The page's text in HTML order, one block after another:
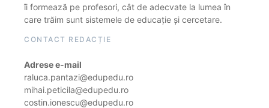
îi formează pe profesori, cât de adecvate la lumea în
care trăim sunt sistemele de educație și cercetare.
CONTACT REDACȚIE
Adrese e-mail
raluca.pantazi@edupedu.ro
mihai.peticila@edupedu.ro
costin.ionescu@edupedu.ro